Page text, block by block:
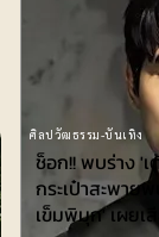
ช็อก!! พบร่าง 'เ
กระเป๋าสะพาย
เข็มพิมุก' เผยเสีย
ศิลปวัฒธรรม-บันเทิง